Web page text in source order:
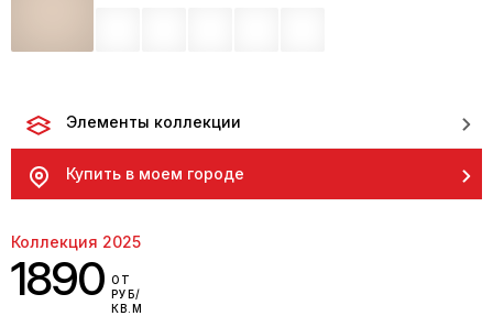
Элементы коллекции
Купить в моем городе
Коллекция 2025
1890 ОТ
РУБ/
КВ.М